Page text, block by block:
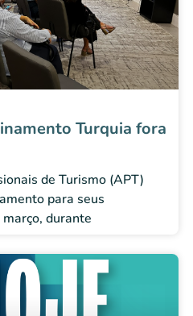
Turquia fora
de Turismo (APT)
para seus
durante